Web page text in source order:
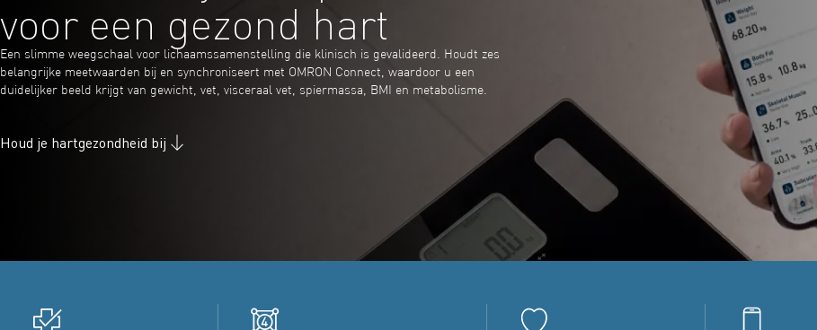
voor een gezond hart
Een slimme weegschaal voor lichaamssamenstelling die klinisch is gevalideerd. Houdt zes
belangrijke meetwaarden bij en synchroniseert met OMRON Connect, waardoor u een
duidelijker beeld krijgt van gewicht, vet, visceraal vet, spiermassa, BMI en metabolisme.
Houd je hartgezondheid bij